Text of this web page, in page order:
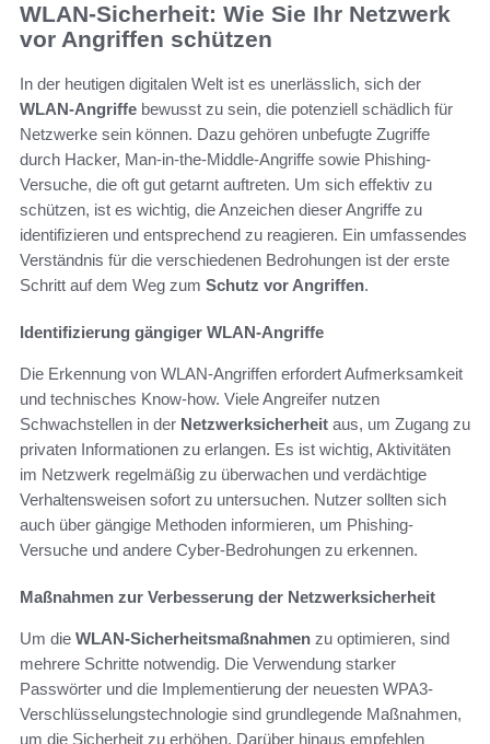
WLAN-Sicherheit: Wie Sie Ihr Netzwerk
vor Angriffen schützen
In der heutigen digitalen Welt ist es unerlässlich, sich der
WLAN-Angriffe bewusst zu sein, die potenziell schädlich für
Netzwerke sein können. Dazu gehören unbefugte Zugriffe
durch Hacker, Man-in-the-Middle-Angriffe sowie Phishing-
Versuche, die oft gut getarnt auftreten. Um sich effektiv zu
schützen, ist es wichtig, die Anzeichen dieser Angriffe zu
identifizieren und entsprechend zu reagieren. Ein umfassendes
Verständnis für die verschiedenen Bedrohungen ist der erste
Schritt auf dem Weg zum Schutz vor Angriffen.
Identifizierung gängiger WLAN-Angriffe
Die Erkennung von WLAN-Angriffen erfordert Aufmerksamkeit
und technisches Know-how. Viele Angreifer nutzen
Schwachstellen in der Netzwerksicherheit aus, um Zugang zu
privaten Informationen zu erlangen. Es ist wichtig, Aktivitäten
im Netzwerk regelmäßig zu überwachen und verdächtige
Verhaltensweisen sofort zu untersuchen. Nutzer sollten sich
auch über gängige Methoden informieren, um Phishing-
Versuche und andere Cyber-Bedrohungen zu erkennen.
Maßnahmen zur Verbesserung der Netzwerksicherheit
Um die WLAN-Sicherheitsmaßnahmen zu optimieren, sind
mehrere Schritte notwendig. Die Verwendung starker
Passwörter und die Implementierung der neuesten WPA3-
Verschlüsselungstechnologie sind grundlegende Maßnahmen,
um die Sicherheit zu erhöhen. Darüber hinaus empfehlen